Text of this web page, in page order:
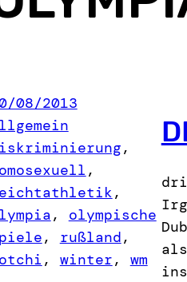
08/2013
, olympische
, rußland
, winter, wm